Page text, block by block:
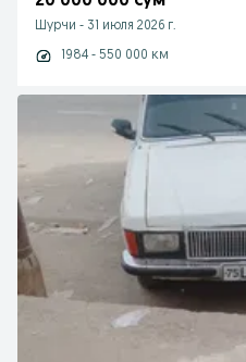
Шурчи - 31 июля 2026 г.
1984 - 550 000 км